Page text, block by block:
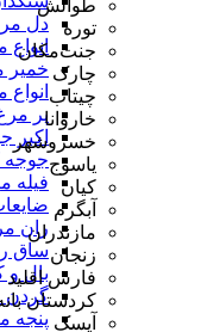
دل
خمیر
پر
اکبر
جوجه
فیله
ران
ساق
بال
گردن
پنجه
طوالش
توره
جنت‌مکان
چارک
چیتاب
خاروانا
خسروشهر
یاسوج
کیان
آبگرم
مازندران
زنجان
فارس اقلید
کردستان
آیسک